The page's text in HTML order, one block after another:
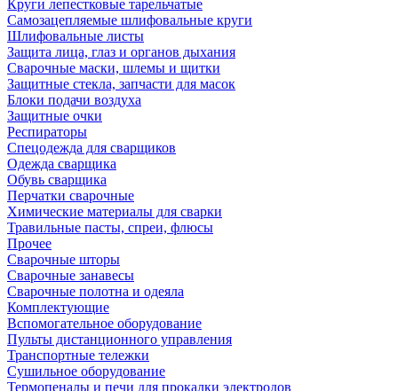
Круги лепестковые тарельчатые
Самозацепляемые шлифовальные круги
Шлифовальные листы
Защита лица, глаз и органов дыхания
Сварочные маски, шлемы и щитки
Защитные стекла, запчасти для масок
Блоки подачи воздуха
Защитные очки
Респираторы
Спецодежда для сварщиков
Одежда сварщика
Обувь сварщика
Перчатки сварочные
Химические материалы для сварки
Травильные пасты, спреи, флюсы
Прочее
Сварочные шторы
Сварочные занавесы
Сварочные полотна и одеяла
Комплектующие
Вспомогательное оборудование
Пульты дистанционного управления
Транспортные тележки
Сушильное оборудование
Термопеналы и печи для прокалки электродов